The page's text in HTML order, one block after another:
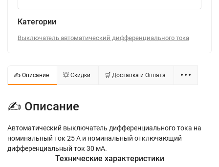
Категории
Выключатель автоматический дифференциального тока
✍ Описание 💥 Скидки 🛒 Доставка и Оплата
✍ Описание
Автоматический выключатель дифференциального тока на
номинальный ток 25 А и номинальный отключающий
дифференциальный ток 30 мА.
Технические характеристики